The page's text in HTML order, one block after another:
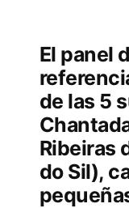
El panel
de las 5
Ribeiras
do Sil),